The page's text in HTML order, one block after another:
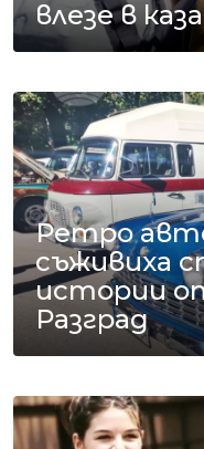
влезе в
Ретро
съживиха
истории
Разград